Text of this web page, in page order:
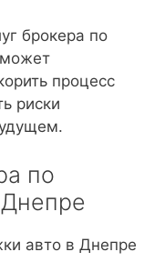
брокера по
процесс
риски
по
авто в Днепре